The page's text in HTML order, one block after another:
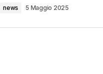
news 5 Maggio 2025